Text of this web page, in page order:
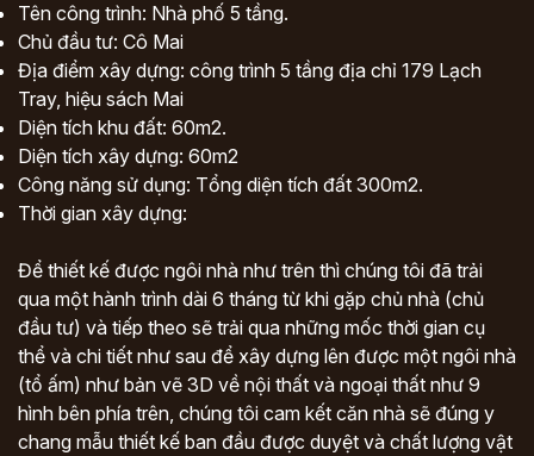
Tên công trình: Nhà phố 5 tầng.
Chủ đầu tư: Cô Mai
Địa điểm xây dựng: công trình 5 tầng địa chỉ 179 Lạch
Tray, hiệu sách Mai
Diện tích khu đất: 60m2.
Diện tích xây dựng: 60m2
Công năng sử dụng: Tổng diện tích đất 300m2.
Thời gian xây dựng:
Để thiết kế được ngôi nhà như trên thì chúng tôi đã trải
qua một hành trình dài 6 tháng từ khi gặp chủ nhà (chủ
đầu tư) và tiếp theo sẽ trải qua những mốc thời gian cụ
thể và chi tiết như sau để xây dựng lên được một ngôi nhà
(tổ ấm) như bản vẽ 3D về nội thất và ngoại thất như 9
hình bên phía trên, chúng tôi cam kết căn nhà sẽ đúng y
chang mẫu thiết kế ban đầu được duyệt và chất lượng vật